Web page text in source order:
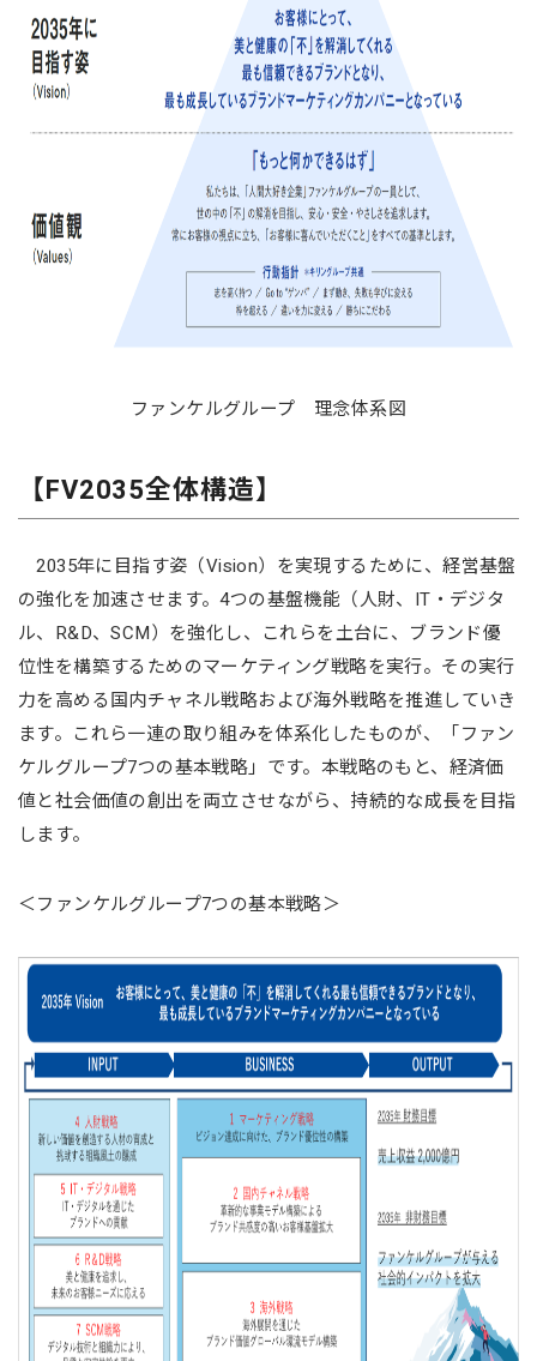
ファンケルグループ 理念体系図
【FV2035全体構造】
2035年に目指す姿（Vision）を実現するために、経営基盤
の強化を加速させます。4つの基盤機能（人財、IT・デジタ
ル、R&D、SCM）を強化し、これらを土台に、ブランド優
位性を構築するためのマーケティング戦略を実行。その実行
力を高める国内チャネル戦略および海外戦略を推進していき
ます。これら一連の取り組みを体系化したものが、「ファン
ケルグループ7つの基本戦略」です。本戦略のもと、経済価
値と社会価値の創出を両立させながら、持続的な成長を目指
します。
＜ファンケルグループ7つの基本戦略＞